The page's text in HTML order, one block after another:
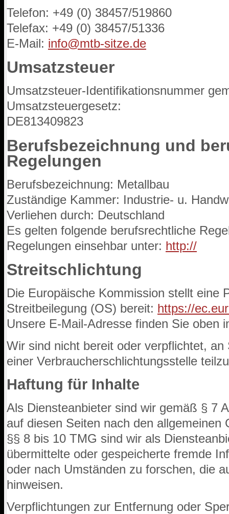
Telefon: +49 (0) 38457/519860
Telefax: +49 (0) 38457/51336
E-Mail: info@mtb-sitze.de
Umsatzsteuer
Umsatzsteuer-Identifikationsnummer
Umsatzsteuergesetz:
DE813409823
Berufsbezeichnung und
Regelungen
Berufsbezeichnung: Metallbau
Zuständige Kammer: Industrie- u.
Verliehen durch: Deutschland
Es gelten folgende berufsrechtliche
Regelungen einsehbar unter: http://
Streitschlichtung
Die Europäische Kommission stellt eine
Streitbeilegung (OS) bereit: https://
Unsere E-Mail-Adresse finden Sie oben
Wir sind nicht bereit oder verpflichtet,
einer Verbraucherschlichtungsstelle
Haftung für Inhalte
Als Diensteanbieter sind wir gemäß § 7
auf diesen Seiten nach den allgemeinen
§§ 8 bis 10 TMG sind wir als
übermittelte oder gespeicherte fremde
oder nach Umständen zu forschen, die
hinweisen.
Verpflichtungen zur Entfernung oder